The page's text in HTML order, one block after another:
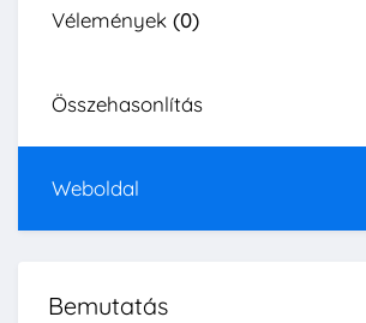
Vélemények (0)
Összehasonlítás
Weboldal
Bemutatás